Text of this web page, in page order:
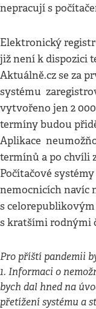
nepracují s
Elektronický
již není k dispozici
Aktuálně.cz se za
systému
vytvořeno jen 2
termíny budou
Aplikace
termínů a po chvíli
Počítačové
nemocnicích navíc
s
s kratšími rodnými
Pro příští pandemii
1. Informaci o
bych dal hned na
přetížení systému a